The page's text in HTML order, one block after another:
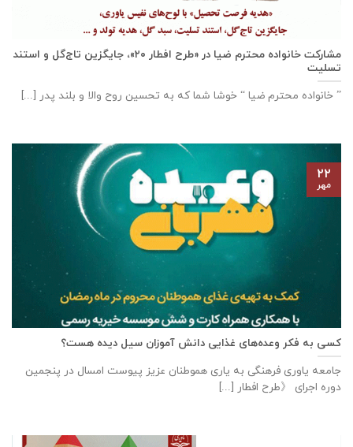
مشارکت خانواده محترم ضیا در «طرح افطار ۲۰»، جایگزین تاج‌گل و استند
تسلیت
” خانواده محترم ضیا “ خوشا شما که به تحسین روح والا و بلند پدر [...]
کسی به فکر وعده‌های غذایی دانش آموزان سیل دیده هست؟
جامعه یاوری فرهنگی به یاری هموطنان عزیز پیوست امسال در پنجمین
دوره اجرای 《طرح افطار [...]
۲۲
مهر